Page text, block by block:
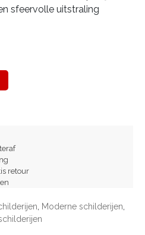
sfeervolle uitstraling
retour
Moderne schilderijen